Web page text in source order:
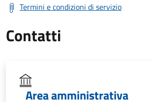
Termini e condizioni di servizio
Contatti
Area amministrativa